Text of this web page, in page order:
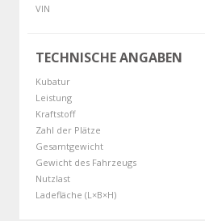
VIN
TECHNISCHE ANGABEN
Kubatur
Leistung
Kraftstoff
Zahl der Plätze
Gesamtgewicht
Gewicht des Fahrzeugs
Nutzlast
Ladefläche (L×B×H)